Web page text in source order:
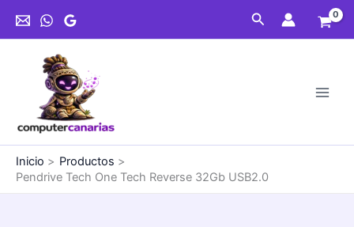
Buscar
Inicio
Productos
Pendrive Tech One Tech Reverse 32Gb USB2.0